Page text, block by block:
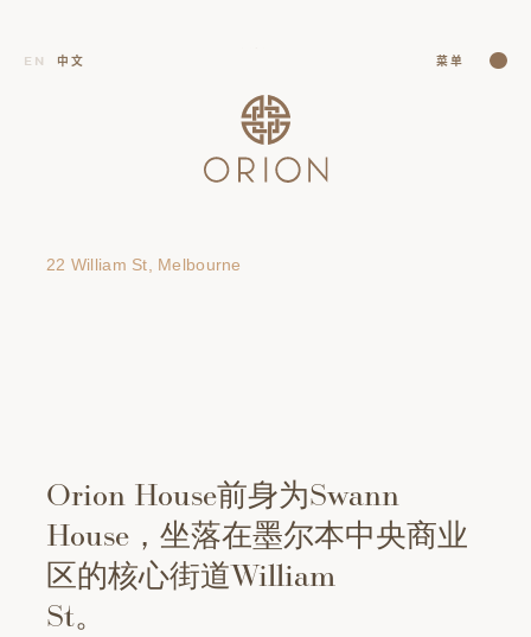
EN 中文
菜单
22 William St, Melbourne
Orion House前身为Swann
House，坐落在墨尔本中央商业
区的核心街道William
St。